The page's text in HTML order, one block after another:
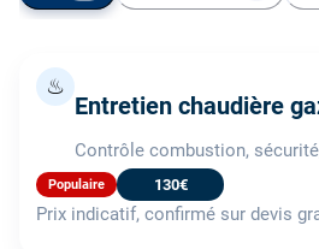
♨
Entretien chaudière
Contrôle combustion,
Populaire 130€
Prix indicatif, confirmé sur devis